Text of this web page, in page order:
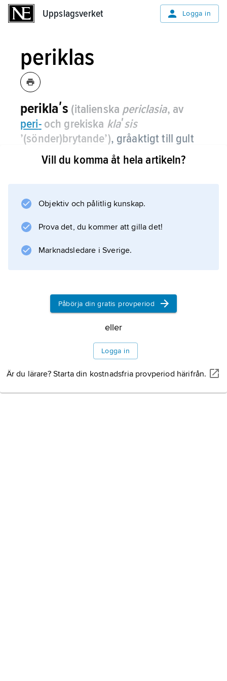
Uppslagsverket Logga in
periklas
periklaʹs (italienska periclasia, av
peri-och grekiska klaʹsis
’(sönder)brytande’), gråaktigt till gult
eller brunt mineral med
sammansättningen MgO.
mineralet dolomit utsätts för höga
och Nordmark (Värmlands län).
Vill du komma åt hela artikeln?
Objektiv och pålitlig kunskap.
Prova det, du kommer att gilla det!
Marknadsledare i Sverige.
Påbörja din gratis provperiod
eller
Logga in
Är du lärare? Starta din kostnadsfria provperiod härifrån.